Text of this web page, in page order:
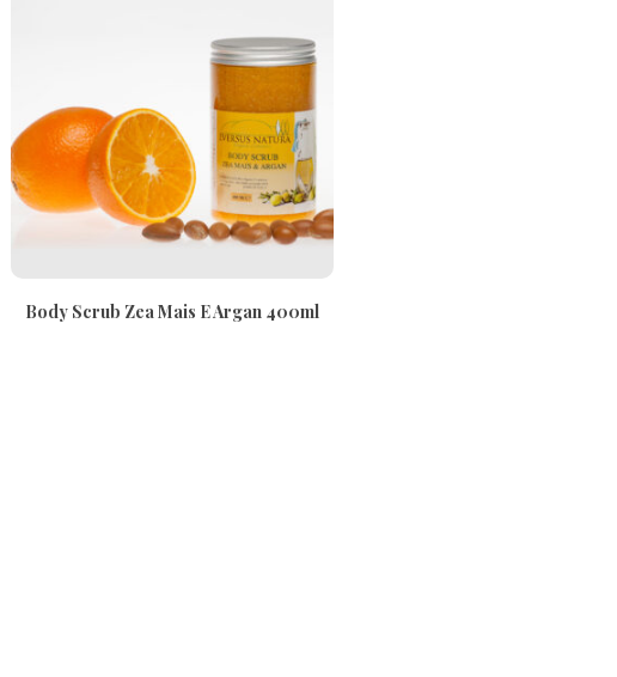
Body Scrub Zea Mais E Argan 400ml